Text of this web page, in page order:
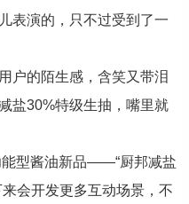
表演的，只不过受到了一
户的陌生感，含笑又带泪
盐30%特级生抽，嘴里就
型酱油新品——“厨邦减盐
会开发更多互动场景，不